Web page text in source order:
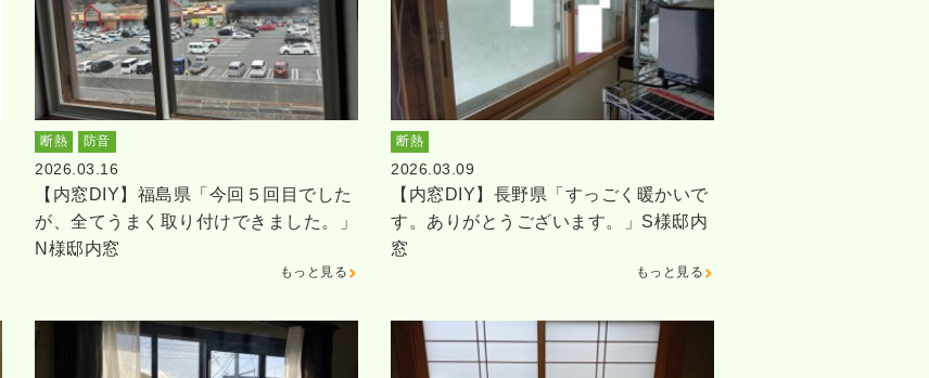
断熱 防音
2026.03.16
【内窓DIY】福島県「今回５回目でした
が、全てうまく取り付けできました。」
N様邸内窓
もっと見る
断熱
2026.03.09
【内窓DIY】長野県「すっごく暖かいで
す。ありがとうございます。」S様邸内
窓
もっと見る